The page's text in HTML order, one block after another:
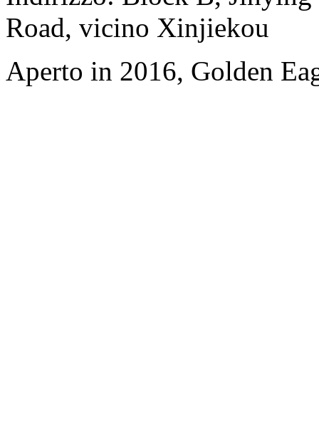
Road, vicino Xinjiekou
Aperto in 2016, Golden